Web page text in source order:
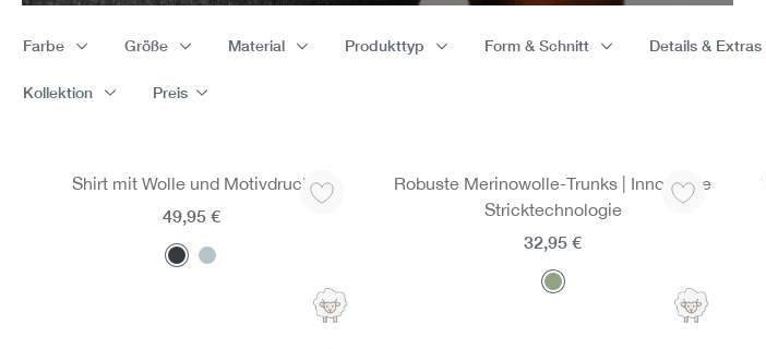
Farbe Größe Material Produkttyp Form & Schnitt Details & Extras
Kollektion Preis
Shirt mit Wolle und Motivdruck
49,95 €
Robuste Merinowolle-Trunks | Innovative
Stricktechnologie
32,95 €